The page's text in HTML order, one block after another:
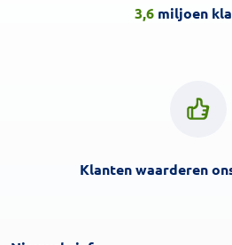
3,6miljoen
Klanten waarderen